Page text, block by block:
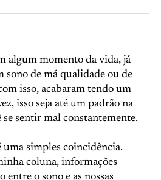
algum momento da vida, já
sono de má qualidade ou de
isso, acabaram tendo um
isso seja até um padrão na
se sentir mal constantemente.
uma simples coincidência.
coluna, informações
entre o sono e as nossas